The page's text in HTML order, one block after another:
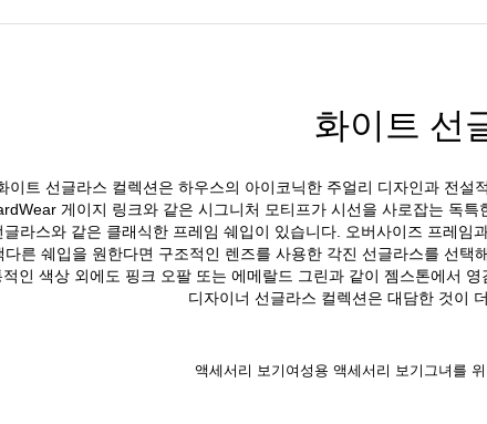
화이트 선
이트 선글라스 컬렉션은 하우스의 아이코닉한 주얼리 디자인과 전
게이지 링크와 같은 시그니처 모티프가 시선을 사로잡는 독
글라스와 같은 클래식한 프레임 쉐입이 있습니다. 오버사이즈 프레
다른 쉐입을 원한다면 구조적인 렌즈를 사용한 각진 선글라스를 선
적인 색상 외에도 핑크 오팔 또는 에메랄드 그린과 같이 젬스톤에서
디자이너 선글라스 컬렉션은 대담한 것이
액세서리 보기여성용 액세서리 보기그녀를